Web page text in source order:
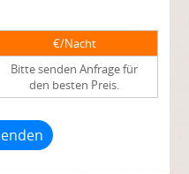
€/Nacht
Bitte senden Anfrage für
den besten Preis.